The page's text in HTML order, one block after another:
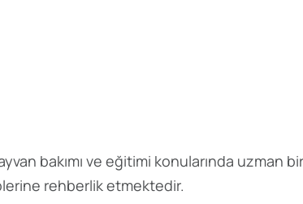
bakımı ve eğitimi konularında uzman
rehberlik etmektedir.